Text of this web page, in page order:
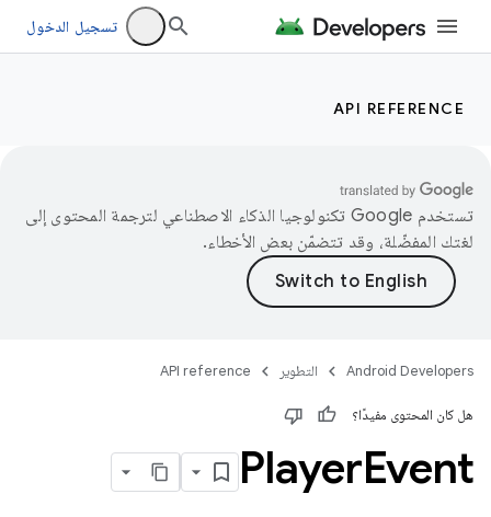
تسجيل الدخول
API REFERENCE
تستخدم Google تكنولوجيا الذكاء الاصطناعي لترجمة المحتوى إلى
لغتك المفضّلة، وقد تتضمّن بعض الأخطاء.
Android Developers التطوير API reference
هل كان المحتوى مفيدًا؟
PlayerEvent